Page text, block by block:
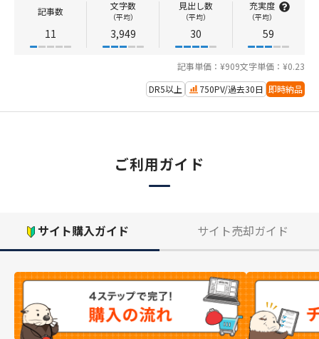
記事数
11
文字数
（平均）
3,949
見出し数
（平均）
30
充実度
（平均）
59
記事単価：¥909文字単価：¥0.23
DR5以上
750PV/過去30日 即時納品
ご利用ガイド
サイト購入ガイド サイト売却ガイド